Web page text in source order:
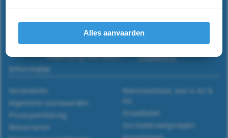
A4
m3
7991
-
Powered by RVS Paleis™ - rvspaleis.nl
Informatie
Verzendinfo
Algemene voorwaarden
Privacyverklaring
Retourneren
Roestvaststaal, wat is A2 &
A4.
Draadtabel
Iso-materiaalgroepen
Alles aanvaarden